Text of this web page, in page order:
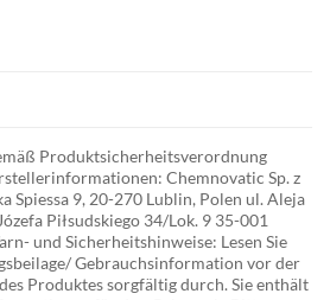
Produktsicherheitsverordnung
Chemnovatic Sp. z
Spiessa 9, 20-270 Lublin, Polen ul. Aleja
Piłsudskiego 34/Lok. 9 35-001
und Sicherheitshinweise: Lesen Sie
Gebrauchsinformation vor der
Produktes sorgfältig durch. Sie enthält